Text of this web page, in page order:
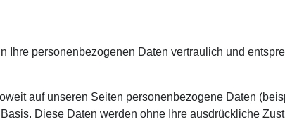
personenbezogenen Daten vertraulich und
auf unseren Seiten personenbezogene Daten
Diese Daten werden ohne Ihre ausdrückliche